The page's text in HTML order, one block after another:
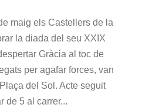
maig els Castellers de la
la diada del seu XXIX
Gràcia al toc de
per agafar forces, van
del Sol. Acte seguit
de 5 al carrer...